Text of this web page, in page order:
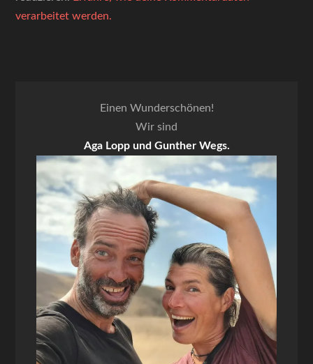
verarbeitet werden.
Einen Wunderschönen!
Wir sind
Aga Lopp und Gunther Wegs.